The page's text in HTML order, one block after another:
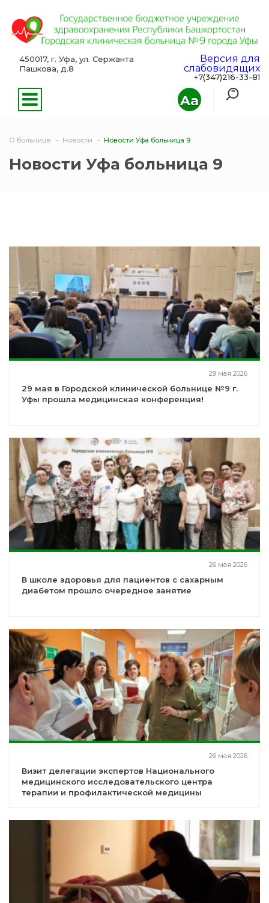
Aa
450017, г. Уфа, ул. Сержанта
Пашкова, д.8
Версия для
слабовидящих
+7(347)216-33-81
О больнице Новости Новости Уфа больница 9
Новости Уфа больница 9
29 мая 2026
29 мая в Городской клинической больнице №9 г.
Уфы прошла медицинская конференция!
26 мая 2026
В школе здоровья для пациентов с сахарным
диабетом прошло очередное занятие
26 мая 2026
Визит делегации экспертов Национального
медицинского исследовательского центра
терапии и профилактической медицины